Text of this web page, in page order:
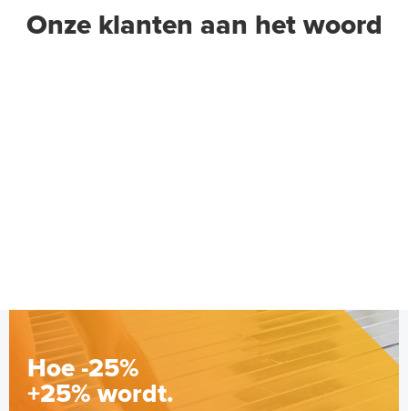
Onze klanten aan het woord
Hoe -25%
+25% wordt.